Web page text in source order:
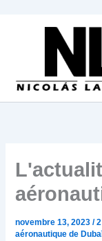
novembre 13, 2023/
aéronautique de